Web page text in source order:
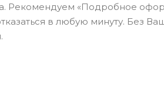
Рекомендуем «Подробное
в любую минуту. Без